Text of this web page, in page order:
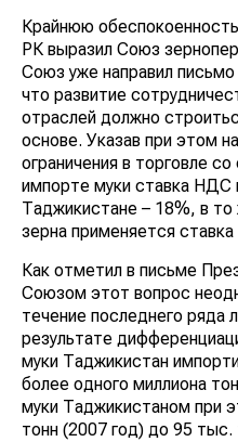
Крайнюю
РК выразил Союз
Союз уже направил
что развитие
отраслей должно
основе. Указав при этом
ограничения в торговле
импорте муки ставка НДС
Таджикистане – 18%, в
зерна применяется
Как отметил в письме
Союзом этот вопрос
течение последнего ряда
результате
муки Таджикистан
более одного миллиона
муки Таджикистаном при
тонн (2007 год) до 95 тыс.